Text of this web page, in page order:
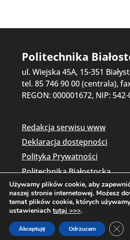
Politechnika
ul. Wiejska 45A, 15-351
tel. 85 746 90 00 (centrala),
REGON: 000001672, NIP:
Redakcja serwisu www
Deklaracja dostępności
Polityka Prywatności
Politechnika Białostocka
Copyright © 2026
Używamy plików cookie, aby
naszej stronie internetowej. Możesz
temat plików cookie, których
ustawieniach tutaj >>>.
Akceptuję Odrzucam